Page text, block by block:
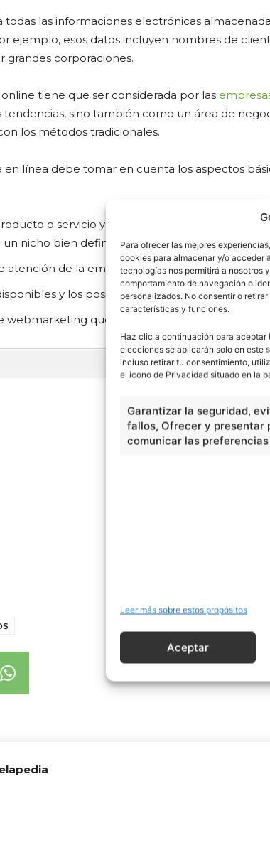
Para ofrecer las mejores
cookies para almacenar y/o acceder
tecnologías nos permitirá a nosotros
comportamiento de navegación o
personalizados. No consentir o
características y funciones.
Haz clic a continuación para aceptar
elecciones se aplicarán solo en este
incluso retirar tu consentimiento,
el icono de Privacidad situado en la
Garantizar la seguridad,
fallos, Ofrecer y presentar
comunicar las
Leer más sobre estos propósitos
Aceptar
las informaciones electrónicas
ejemplo, esos datos incluyen nombres de
grandes corporaciones.
tiene que ser considerada por las
tendencias, sino también como un área de
los métodos tradicionales.
línea debe tomar en cuenta los aspectos
o servicio y su disponibilidad inmediata o
nicho bien definido.
atención de la empresa, muy importante en
y los posibles problemas de
webmarketing que permitan conducir tráfico de